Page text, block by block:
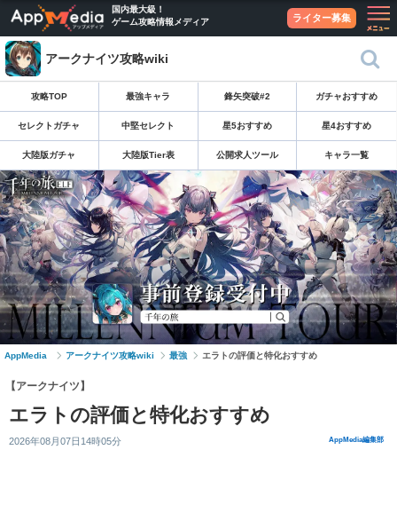
国内最大級！
ゲーム攻略情報メディア
ライター募集
アークナイツ攻略wiki
攻略TOP 最強キャラ 鋒矢突破#2 ガチャおすすめ
セレクトガチャ 中堅セレクト 星5おすすめ 星4おすすめ
大陸版ガチャ 大陸版Tier表 公開求人ツール キャラ一覧
AppMedia アークナイツ攻略wiki 最強 エラトの評価と特化おすすめ
【アークナイツ】
エラトの評価と特化おすすめ
2026年08月07日14時05分 AppMedia編集部